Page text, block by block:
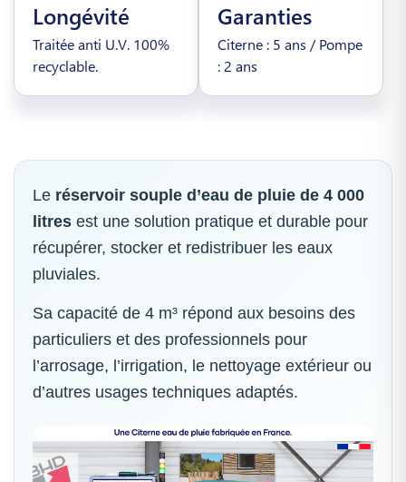
Longévité
Traitée anti U.V. 100%
recyclable.
Garanties
Citerne : 5 ans / Pompe
: 2 ans
Le réservoir souple d’eau de pluie de 4 000
litres est une solution pratique et durable pour
récupérer, stocker et redistribuer les eaux
pluviales.
Sa capacité de 4 m³ répond aux besoins des
particuliers et des professionnels pour
l’arrosage, l’irrigation, le nettoyage extérieur ou
d’autres usages techniques adaptés.